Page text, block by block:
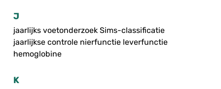
J
jaarlijks voetonderzoek Sims-classificatie
jaarlijkse controle nierfunctie leverfunctie
hemoglobine
K